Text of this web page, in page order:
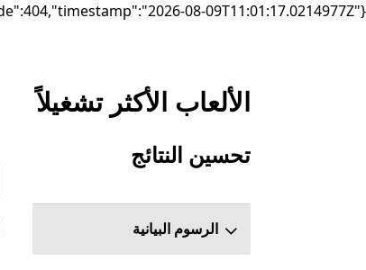
{"failure":"DependencyException","statusCode":404,"timestamp":"2026-08-09T11:01:17.0214977Z"}
إدراج Microsoft.com
الألعاب الأكثر تشغيلاً
تحسين النتائج
قسم تخطي تحسين النتائج
الرسوم البيانية